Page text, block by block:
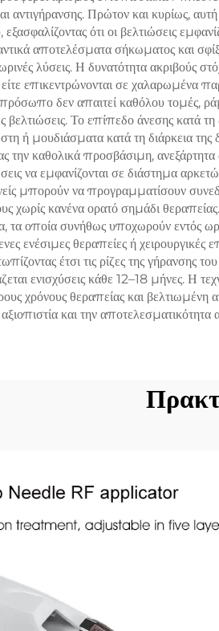
μείωση βάρους
αισθητική
αντιγήρανσης. Πρώτον και κυρίως,
ότι οι βελτιώσεις
αποτελέσματα σήκωματος και
λύσεις. Η δυνατότητα ακριβούς
επικεντρώνονται σε χαλαρωμένα
δεν απαιτεί καθόλου τομές,
βελτιώσεις. Το επίπεδο άνεσης κατά
ή μουδιάσματα κατά τη διάρκεια
την καθολικά προσβάσιμη,
να εμφανίζονται σε διάστημα
μπορούν να προγραμματίσουν
χωρίς κανένα ορατό σημάδι
τα οποία συνήθως υποχωρούν εντός
ενέσιμες θεραπείες ή χειρουργικές
έτσι τις ρίζες της
ενισχύσεις κάθε 12–18 μήνες. Η
χρόνους θεραπείας και
αξιοπιστία και την